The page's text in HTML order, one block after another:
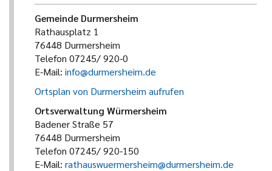
Gemeinde Durmersheim
Rathausplatz 1
76448 Durmersheim
Telefon 07245/ 920-0
E-Mail: info@durmersheim.de
Ortsplan von Durmersheim aufrufen
Ortsverwaltung Würmersheim
Badener Straße 57
76448 Durmersheim
Telefon 07245/ 920-150
E-Mail: rathauswuermersheim@durmersheim.de